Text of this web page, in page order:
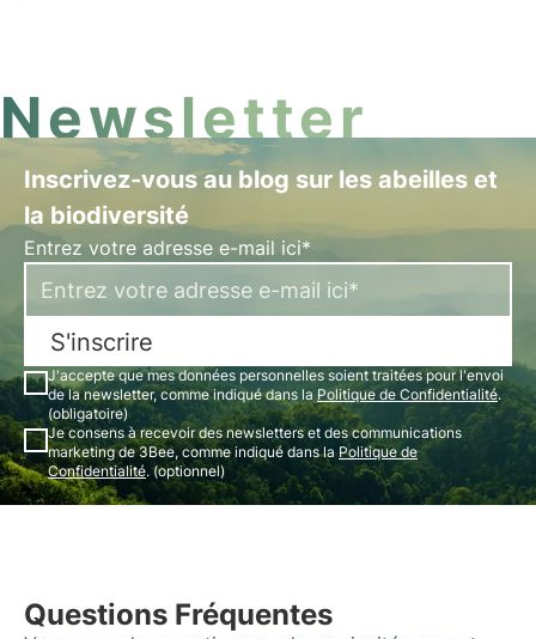
Newsletter
Inscrivez-vous au blog sur les abeilles et
la biodiversité
Entrez votre adresse e-mail ici*
S'inscrire
J'accepte que mes données personnelles soient traitées pour l'envoi
de la newsletter, comme indiqué dans la Politique de Confidentialité.
(obligatoire)
Je consens à recevoir des newsletters et des communications
marketing de 3Bee, comme indiqué dans la Politique de
Confidentialité. (optionnel)
Questions Fréquentes